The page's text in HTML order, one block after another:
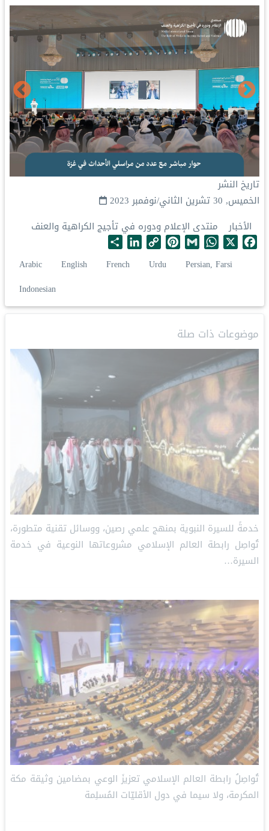
تاريخ النشر
الخميس, 30 تشرين الثاني/نوفمبر 2023
الأخبار
منتدى الإعلام ودوره في تأجيج الكراهية والعنف
F
o
o
k
X
W
h
a
A
p
p
G
P
n
r
C
i
L
i
n
d
h
a
Arabic English French Urdu
Persian, Farsi
Indonesian
موضوعات ذات صلة
خدمةً للسيرة النبوية بمنهج علمي رصين، ووسائل تقنية متطورة،
تُواصِل رابطة العالم الإسلامي مشروعاتها النوعية في خدمة
السيرة…
تُواصِلُ ⁧‫رابطة العالم الإسلامي‬⁩ تعزيزَ الوعي بمضامين وثيقة مكة
المكرمة، ولا سيما في دول الأقليّات المُسلِمة